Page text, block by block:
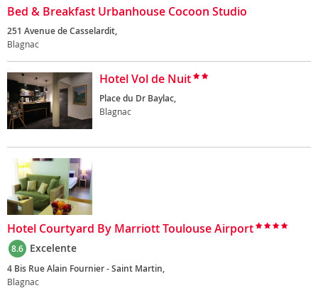
Bed & Breakfast Urbanhouse Cocoon Studio
251 Avenue de Casselardit,
Blagnac
Hotel Vol de Nuit
Place du Dr Baylac,
Blagnac
Hotel Courtyard By Marriott Toulouse Airport
8.6 Excelente
4 Bis Rue Alain Fournier - Saint Martin,
Blagnac